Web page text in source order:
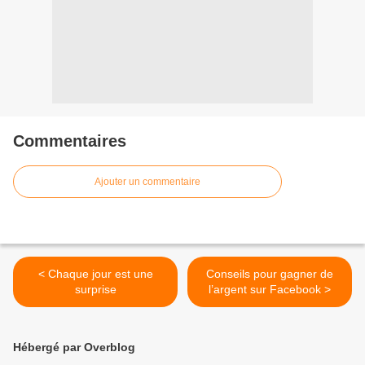
Commentaires
Ajouter un commentaire
< Chaque jour est une
surprise
Conseils pour gagner de
l’argent sur Facebook >
Hébergé par Overblog